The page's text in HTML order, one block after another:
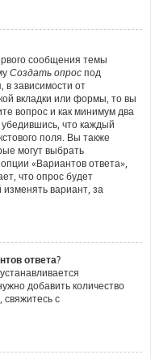
сообщения темы
Создать опрос под
зависимости от
вкладки или формы, то вы
вопрос и как минимум два
что каждый
поля. Вы также
могут выбрать
«Вариантов ответа»,
что опрос будет
вариант, за
ответа?
добавить количество
с